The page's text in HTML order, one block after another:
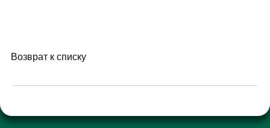
Возврат к списку